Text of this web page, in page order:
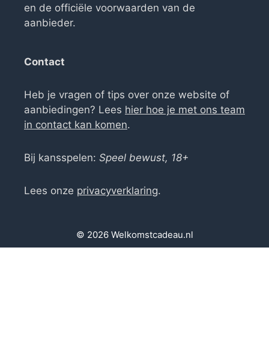
en de officiële voorwaarden van de
aanbieder.
Contact
Heb je vragen of tips over onze website of
aanbiedingen? Lees hier hoe je met ons team
in contact kan komen.
Bij kansspelen: Speel bewust, 18+
Lees onze privacyverklaring.
© 2026 Welkomstcadeau.nl